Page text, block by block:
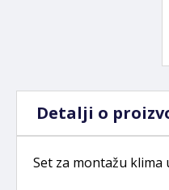
Detalji o
Set za montažu klima